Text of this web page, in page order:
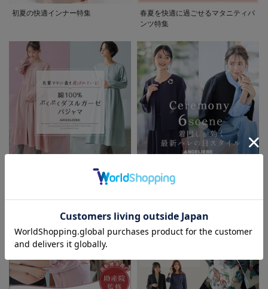
お気に入り商品を確認する
初夏の快適インナー特集
春夏を快適に過ごせるマタニティパ
ンツ特集
先輩ママに最も選ばれている!ぷく
ぷくダブルガーゼパジャマシリーズ
着回しが効く最新ハレの日スタイル
セレモニー6シーン